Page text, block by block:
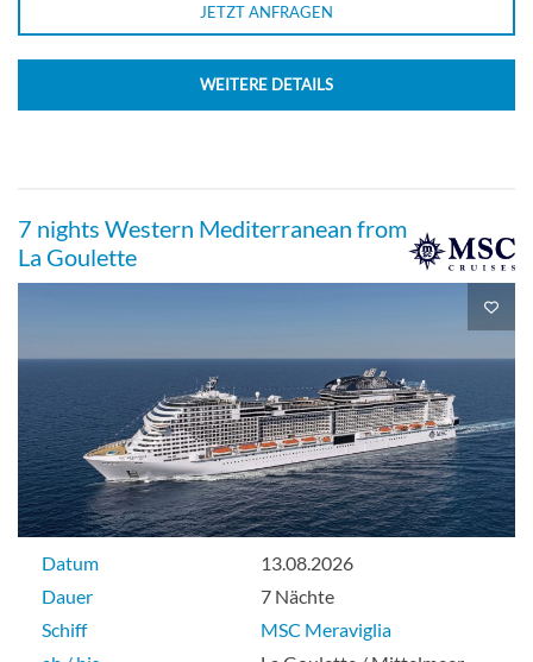
JETZT ANFRAGEN
WEITERE DETAILS
7 nights Western Mediterranean from
La Goulette
Datum
13.08.2026
Dauer
7 Nächte
Schiff
MSC Meraviglia